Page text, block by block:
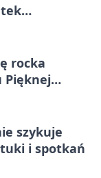
rocka
Pięknej
szykuje
i spotkań